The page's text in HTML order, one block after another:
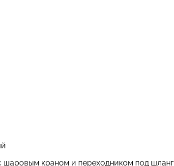
краном и переходником под шланг